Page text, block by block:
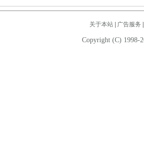
关于本站| 广告服务
Copyright (C) 1998-